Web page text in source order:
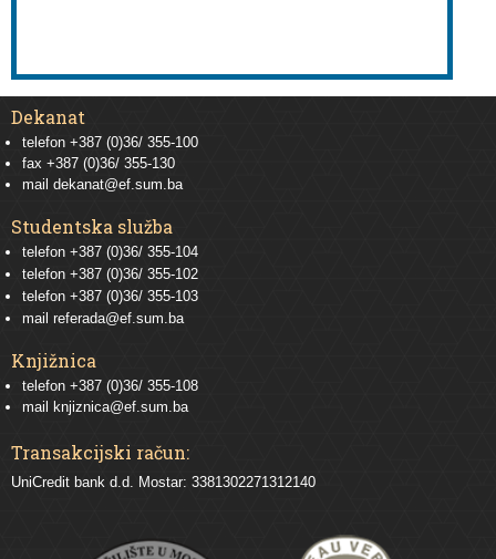
Dekanat
telefon +387 (0)36/ 355-100
fax +387 (0)36/ 355-130
mail dekanat@ef.sum.ba
Studentska služba
telefon +387 (0)36/ 355-104
telefon +387 (0)36/ 355-102
telefon +387 (0)36/ 355-103
mail referada@ef.sum.ba
Knjižnica
telefon +387 (0)36/ 355-108
mail
knjiznica@ef.sum.ba
Transakcijski račun:
UniCredit bank d.d. Mostar: 3381302271312140